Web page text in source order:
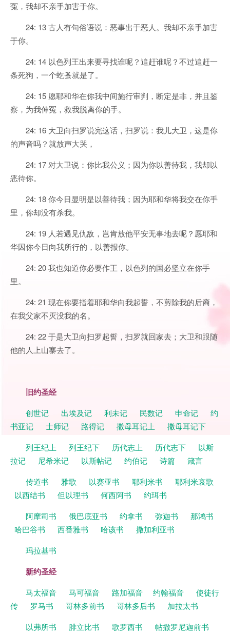
冤，我却不亲手加害于你。
24: 13 古人有句俗语说：恶事出于恶人。我却不亲手加害
于你。
24: 14 以色列王出来要寻找谁呢？追赶谁呢？不过追赶一
条死狗，一个虼蚤就是了。
24: 15 愿耶和华在你我中间施行审判，断定是非，并且鉴
察，为我伸冤，救我脱离你的手。
24: 16 大卫向扫罗说完这话，扫罗说：我儿大卫，这是你
的声音吗？就放声大哭，
24: 17 对大卫说：你比我公义；因为你以善待我，我却以
恶待你。
24: 18 你今日显明是以善待我；因为耶和华将我交在你手
里，你却没有杀我。
24: 19 人若遇见仇敌，岂肯放他平安无事地去呢？愿耶和
华因你今日向我所行的，以善报你。
24: 20 我也知道你必要作王，以色列的国必坚立在你手
里。
24: 21 现在你要指着耶和华向我起誓，不剪除我的后裔，
在我父家不灭没我的名。
24: 22 于是大卫向扫罗起誓，扫罗就回家去；大卫和跟随
他的人上山寨去了。
旧约圣经
创世记 出埃及记 利未记 民数记 申命记
约
书亚记
士师记 路得记 撒母耳记上
撒母耳记下
列王纪上
列王纪下 历代志上 历代志下
以斯
拉记
尼希米记 以斯帖记 约伯记 诗篇
箴言
传道书
雅歌 以赛亚书 耶利米书
耶利米哀歌
以西结书
但以理书 何西阿书
约珥书
阿摩司书
俄巴底亚书 约拿书 弥迦书
那鸿书
哈巴谷书
西番雅书 哈该书
撒加利亚书
玛拉基书
新约圣经
马太福音 马可福音 路加福音 约翰福音
使徒行
传
罗马书 哥林多前书 哥林多后书
加拉太书
以弗所书
腓立比书 歌罗西书
帖撒罗尼迦前书